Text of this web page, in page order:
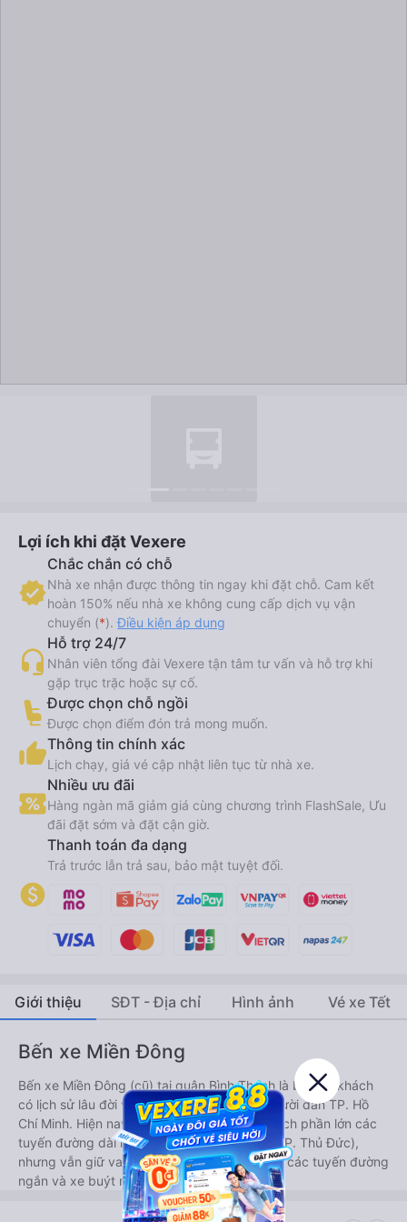
Lợi ích khi đặt Vexere
Chắc chắn có chỗ
Nhà xe nhận được thông tin ngay khi đặt chỗ. Cam kết
hoàn 150% nếu nhà xe không cung cấp dịch vụ vận
chuyển (*).Điều kiện áp dụng
Hỗ trợ 24/7
Nhân viên tổng đài Vexere tận tâm tư vấn và hỗ trợ khi
gặp trục trặc hoặc sự cố.
Được chọn chỗ ngồi
Được chọn điểm đón trả mong muốn.
Thông tin chính xác
Lịch chạy, giá vé cập nhật liên tục từ nhà xe.
Nhiều ưu đãi
Hàng ngàn mã giảm giá cùng chương trình FlashSale, Ưu
đãi đặt sớm và đặt cận giờ.
Thanh toán đa dạng
Trả trước lẫn trả sau, bảo mật tuyệt đối.
Giới thiệu SĐT - Địa chỉ Hình ảnh Vé xe Tết
Bến xe Miền Đông
Bến xe Miền Đông (cũ) tại quận Bình Thạnh là bến xe khách
có lịch sử lâu đời và quen thuộc nhất của người dân TP. Hồ
Chí Minh. Hiện nay, bến xe này đã chuyển dịch phần lớn các
tuyến đường dài ra Bến xe Miền Đông mới (TP. Thủ Đức),
nhưng vẫn giữ vai trò kết nối quan trọng cho các tuyến đường
ngắn và xe buýt nội đô.